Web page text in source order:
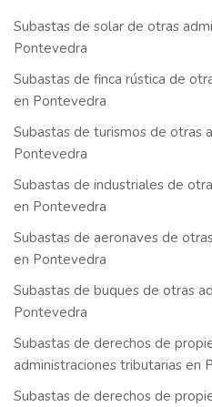
Subastas de solar de otras
Pontevedra
Subastas de finca rústica de
en Pontevedra
Subastas de turismos de otras
Pontevedra
Subastas de industriales de
en Pontevedra
Subastas de aeronaves de
en Pontevedra
Subastas de buques de otras
Pontevedra
Subastas de derechos de
administraciones tributarias en
Subastas de derechos de